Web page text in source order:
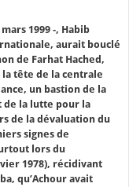
1999 -, Habib
aurait bouclé
de Farhat Hached,
la tête de la centrale
un bastion de la
de la lutte pour la
de la dévaluation du
signes de
lors du
1978), récidivant
qu’Achour avait